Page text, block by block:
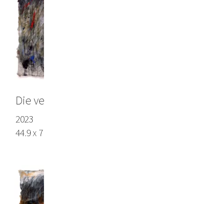
Die verrostete Abendzeit bricht an
2023
44.9 x 71.6 in (114 x 182 cm), Lokta paper